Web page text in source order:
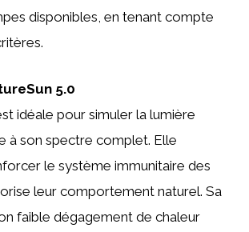
disponibles, en tenant compte
5.0
idéale pour simuler la lumière
à son spectre complet. Elle
le système immunitaire des
leur comportement naturel. Sa
faible dégagement de chaleur